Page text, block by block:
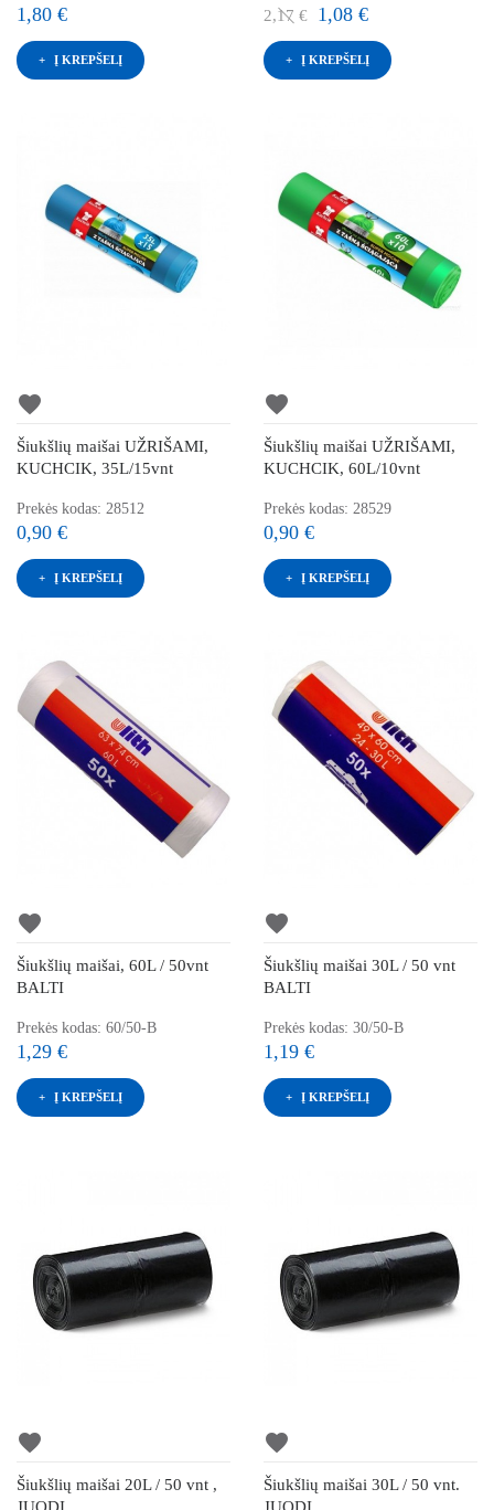
1,80 €
Į KREPŠELĮ
2,17 € 1,08 €
Į KREPŠELĮ
favorite
Šiukšlių maišai UŽRIŠAMI,
KUCHCIK, 35L/15vnt
Prekės kodas: 28512
0,90 €
Į KREPŠELĮ
favorite
Šiukšlių maišai UŽRIŠAMI,
KUCHCIK, 60L/10vnt
Prekės kodas: 28529
0,90 €
Į KREPŠELĮ
favorite
Šiukšlių maišai, 60L / 50vnt
BALTI
Prekės kodas: 60/50-B
1,29 €
Į KREPŠELĮ
favorite
Šiukšlių maišai 30L / 50 vnt
BALTI
Prekės kodas: 30/50-B
1,19 €
Į KREPŠELĮ
favorite
Šiukšlių maišai 20L / 50 vnt ,
favorite
Šiukšlių maišai 30L / 50 vnt.